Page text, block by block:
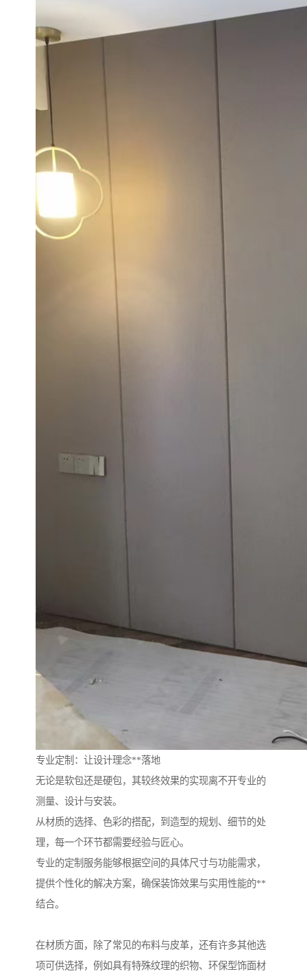
专业定制：让设计理念**落地
无论是软包还是硬包，其较终效果的实现离不开专业的
测量、设计与安装。
从材质的选择、色彩的搭配，到造型的规划、细节的处
理，每一个环节都需要经验与匠心。
专业的定制服务能够根据空间的具体尺寸与功能需求，
提供个性化的解决方案，确保装饰效果与实用性能的**
结合。
在材质方面，除了常见的布料与皮革，还有许多其他选
项可供选择，例如具有特殊纹理的织物、环保型饰面材